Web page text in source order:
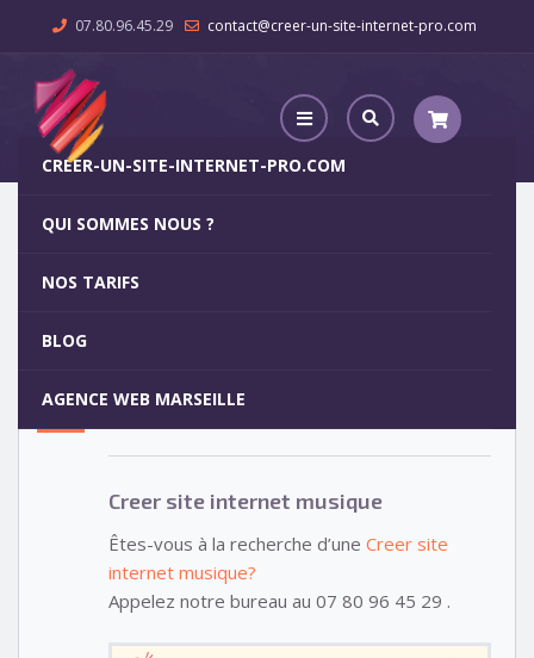
07.80.96.45.29 contact@creer-un-site-internet-pro.com
CREER-UN-SITE-INTERNET-PRO.COM
QUI SOMMES NOUS ?
NOS TARIFS
BLOG
AGENCE WEB MARSEILLE
Creer site internet musique
15
Votre site internet pour 29€
Creer site internet musique
Êtes-vous à la recherche d’une Creer site
internet musique?
Appelez notre bureau au 07 80 96 45 29 .